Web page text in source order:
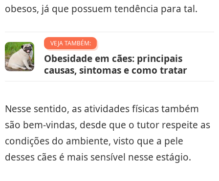
obesos, já que possuem tendência para tal.
VEJA TAMBÉM:
Obesidade em cães: principais
causas, sintomas e como tratar
Nesse sentido, as atividades físicas também
são bem-vindas, desde que o tutor respeite as
condições do ambiente, visto que a pele
desses cães é mais sensível nesse estágio.